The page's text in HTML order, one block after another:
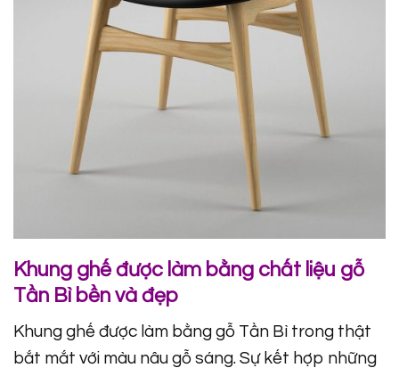
Khung ghế được làm bằng chất liệu gỗ
Tần Bì bền và đẹp
Khung ghế được làm bằng gỗ Tần Bì trong thật
bắt mắt với màu nâu gỗ sáng. Sự kết hợp những